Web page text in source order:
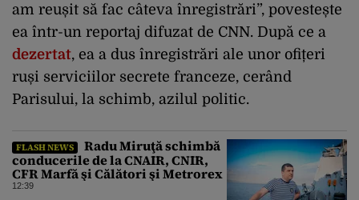
am reușit să fac câteva înregistrări”, povestește
ea într-un reportaj difuzat de CNN. După ce a
dezertat, ea a dus înregistrări ale unor ofițeri
ruși serviciilor secrete franceze, cerând
Parisului, la schimb, azilul politic.
FLASH NEWS
Radu Miruţă schimbă
conducerile de la CNAIR, CNIR,
CFR Marfă şi Călători şi Metrorex
12:39